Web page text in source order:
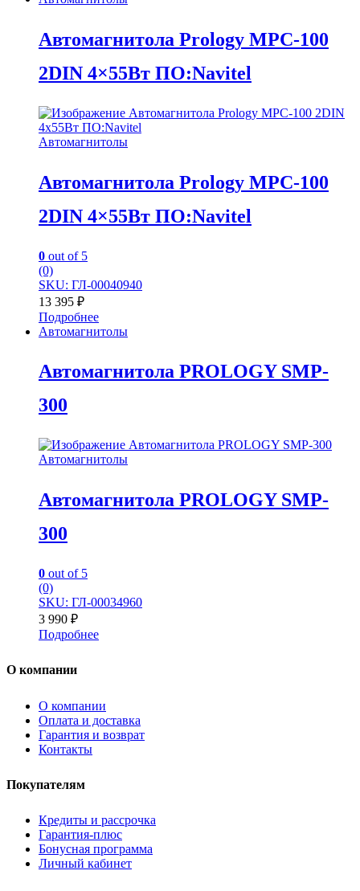
Автомагнитола Prology MPC-100
2DIN 4×55Вт ПО:Navitel
Автомагнитолы
Автомагнитола Prology MPC-100
2DIN 4×55Вт ПО:Navitel
0 out of 5
(0)
SKU: ГЛ-00040940
13 395 ₽
Подробнее
Автомагнитолы
Автомагнитола PROLOGY SMP-
300
Автомагнитолы
Автомагнитола PROLOGY SMP-
300
0 out of 5
(0)
SKU: ГЛ-00034960
3 990 ₽
Подробнее
О компании
О компании
Оплата и доставка
Гарантия и возврат
Контакты
Покупателям
Кредиты и рассрочка
Гарантия-плюс
Бонусная программа
Личный кабинет